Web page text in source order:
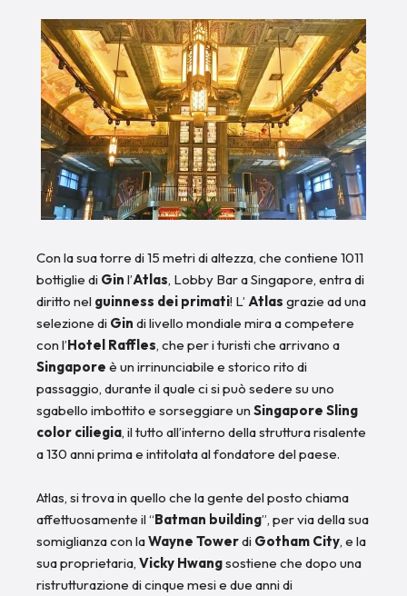
Con la sua torre di 15 metri di altezza, che contiene 1011
bottiglie di Gin l’Atlas, Lobby Bar a Singapore, entra di
diritto nel guinness dei primati! L’ Atlas grazie ad una
selezione di Gin di livello mondiale mira a competere
con l’Hotel Raffles, che per i turisti che arrivano a
Singapore è un irrinunciabile e storico rito di
passaggio, durante il quale ci si può sedere su uno
sgabello imbottito e sorseggiare un Singapore Sling
color ciliegia, il tutto all’interno della struttura risalente
a 130 anni prima e intitolata al fondatore del paese.
Atlas, si trova in quello che la gente del posto chiama
affettuosamente il “Batman building”, per via della sua
somiglianza con laWayne Towerdi Gotham City, e la
sua proprietaria, Vicky Hwangsostiene che dopo una
ristrutturazione di cinque mesi e due anni di